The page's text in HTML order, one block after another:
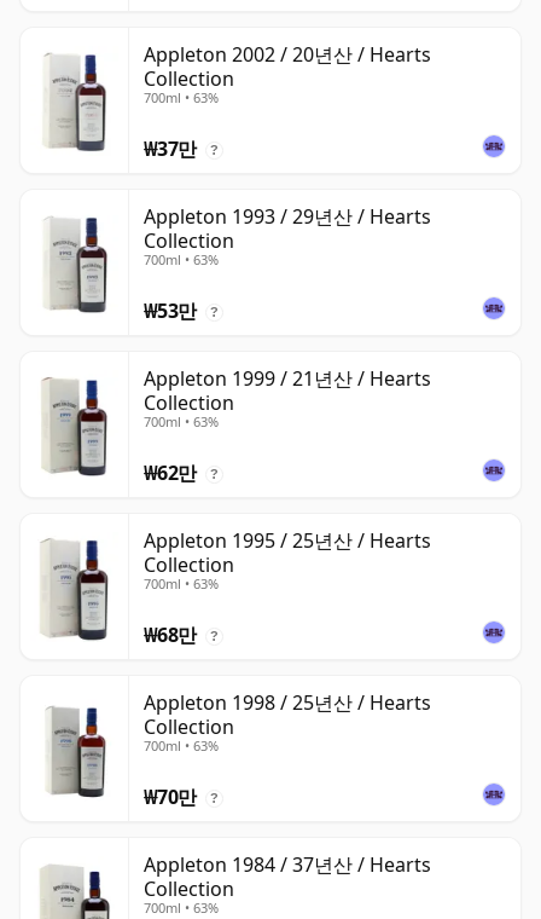
Appleton 2002 / 20년산 / Hearts
Collection
700ml • 63%
₩37만 ?
Appleton 1993 / 29년산 / Hearts
Collection
700ml • 63%
₩53만 ?
Appleton 1999 / 21년산 / Hearts
Collection
700ml • 63%
₩62만 ?
Appleton 1995 / 25년산 / Hearts
Collection
700ml • 63%
₩68만 ?
Appleton 1998 / 25년산 / Hearts
Collection
700ml • 63%
₩70만 ?
Appleton 1984 / 37년산 / Hearts
Collection
700ml • 63%